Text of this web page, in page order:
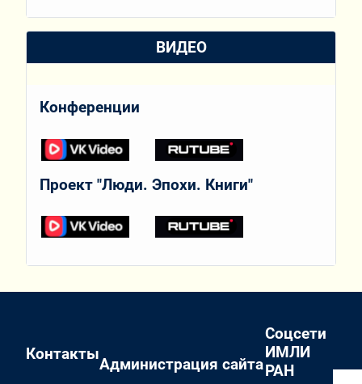
ВИДЕО
Конференции
Проект "Люди. Эпохи. Книги"
Контакты
Администрация сайта
Соцсети
ИМЛИ
РАН